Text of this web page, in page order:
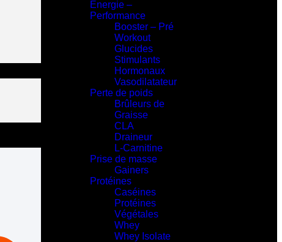
Energie –
Performance
Booster – Pré
Workout
Glucides
Stimulants
Hormonaux
Vasodilatateur
Perte de poids
Brûleurs de
Graisse
CLA
Draineur
L-Carnitine
Prise de masse
Gainers
Protéines
Caséines
Protéines
Végétales
Whey
Whey Isolate